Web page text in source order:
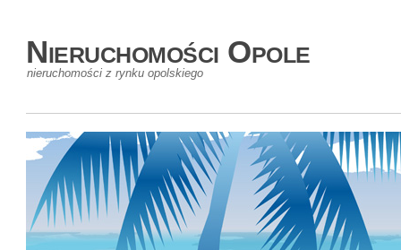
Nieruchomości Opole
nieruchomości z rynku opolskiego